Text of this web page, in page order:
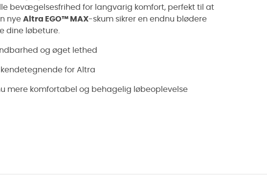
bevægelsesfrihed for langvarig komfort, perfekt til at
nye Altra EGO™ MAX-skum sikrer en endnu blødere
dine løbeture.
og øget lethed
for Altra
mere komfortabel og behagelig løbeoplevelse